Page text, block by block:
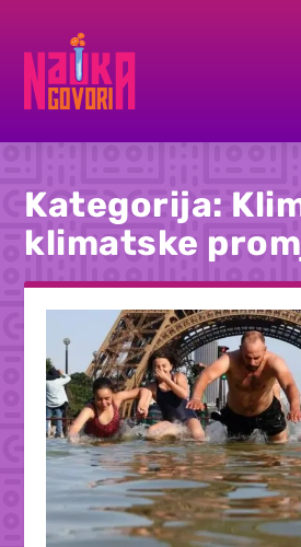
Kategorija:
klimatske